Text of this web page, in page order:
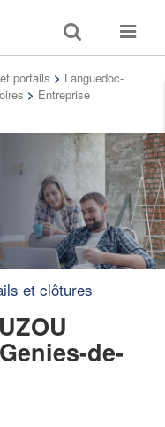
Toggle
search
Toggle
portails > Languedoc-
> Entreprise
et clôtures
de-